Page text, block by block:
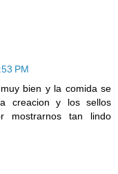
PM
bien y la comida se
creacion y los sellos
mostrarnos tan lindo